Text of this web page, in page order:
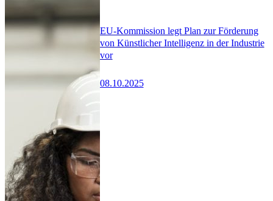
EU-Kommission legt Plan zur Förderung
von Künstlicher Intelligenz in der Industrie
vor
08.10.2025